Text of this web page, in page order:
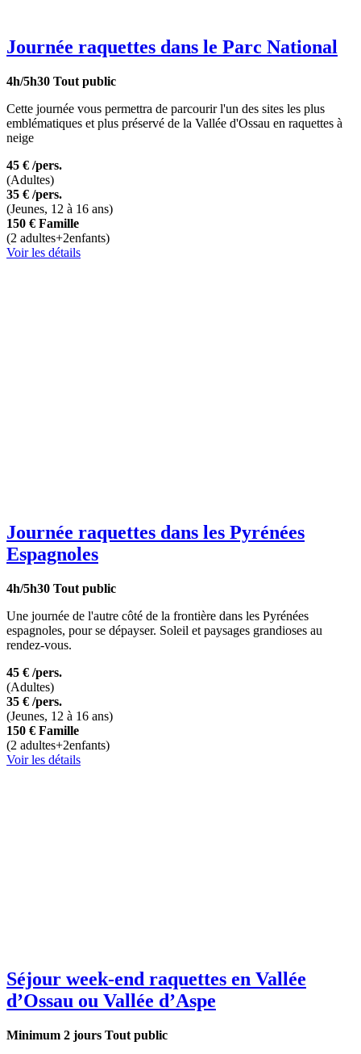
Journée raquettes dans le Parc National
4h/5h30 Tout public
Cette journée vous permettra de parcourir l'un des sites les plus
emblématiques et plus préservé de la Vallée d'Ossau en raquettes à
neige
45 € /pers.
(Adultes)
35 € /pers.
(Jeunes, 12 à 16 ans)
150 € Famille
(2 adultes+2enfants)
Voir les détails
Journée raquettes dans les Pyrénées
Espagnoles
4h/5h30 Tout public
Une journée de l'autre côté de la frontière dans les Pyrénées
espagnoles, pour se dépayser. Soleil et paysages grandioses au
rendez-vous.
45 € /pers.
(Adultes)
35 € /pers.
(Jeunes, 12 à 16 ans)
150 € Famille
(2 adultes+2enfants)
Voir les détails
Séjour week-end raquettes en Vallée
d’Ossau ou Vallée d’Aspe
Minimum 2 jours Tout public